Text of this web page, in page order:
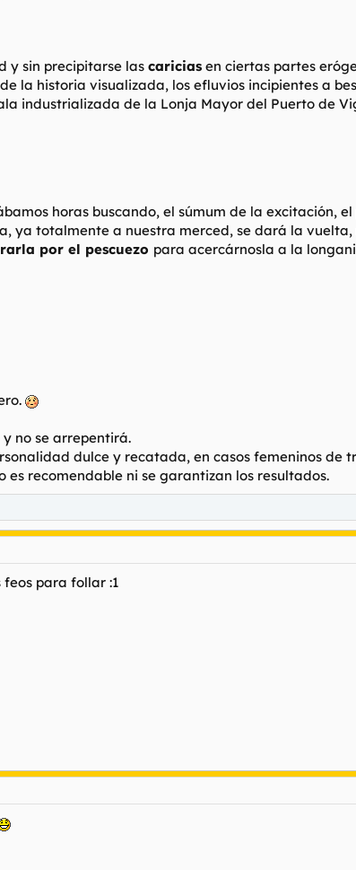
y sin precipitarse las caricias en ciertas partes
la historia visualizada, los efluvios incipientes a
industrializada de la Lonja Mayor del Puerto de
horas buscando, el súmum de la excitación,
ya totalmente a nuestra merced, se dará la
por el pescuezo para acercárnosla a la
y no se arrepentirá.
dulce y recatada, en casos femeninos
es recomendable ni se garantizan los resultados.
feos para follar :1